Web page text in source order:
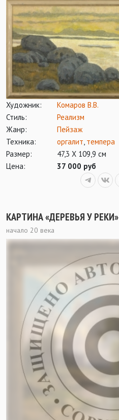
Художник:
Комаров В.В.
Стиль:
Реализм
Жанр:
Пейзаж
Техника:
оргалит, темпера
Размер:
47,3 Х 109,9 см
Цена:
37 000 руб
КАРТИНА «ДЕРЕВЬЯ У РЕКИ»
начало 20 века